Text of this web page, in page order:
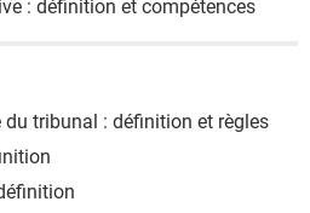
: définition et compétences
du tribunal : définition et règles